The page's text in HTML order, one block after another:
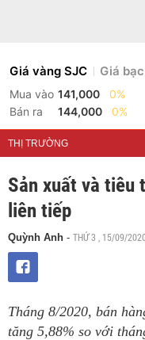
Giá vàng SJC Giá bạc
Mua vào 141,000
0%
Bán ra
144,000 0%
THỊ TRƯỜNG
Sản xuất và tiêu
liên tiếp
Quỳnh Anh - THỨ 3 , 15/09/
Tháng 8/2020, bán
tăng 5,88% so với